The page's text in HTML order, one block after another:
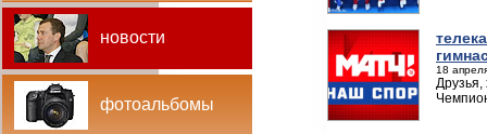
новости
фотоальбомы
18